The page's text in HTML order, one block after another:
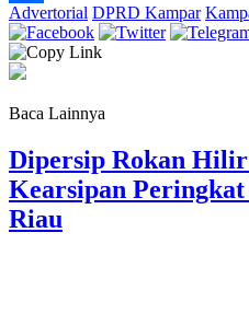
Share
Advertorial DPRD Kampar
Baca Lainnya
Dipersip Rokan Hilir
Kearsipan
Riau